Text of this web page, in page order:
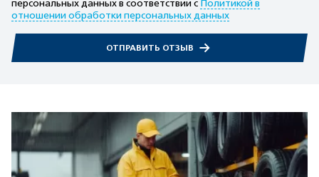
персональных данных в соответствии с Политикой в
отношении обработки персональных данных
ОТПРАВИТЬ ОТЗЫВ